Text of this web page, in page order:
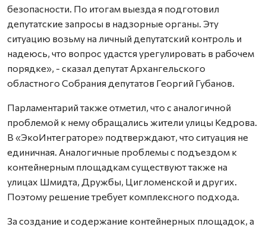
безопасности. По итогам выезда я подготовил
депутатские запросы в надзорные органы. Эту
ситуацию возьму на личный депутатский контроль и
надеюсь, что вопрос удастся урегулировать в рабочем
порядке», - сказал депутат Архангельского
областного Собрания депутатов Георгий Губанов.
Парламентарий также отметил, что с аналогичной
проблемой к нему обращались жители улицы Кедрова.
В «ЭкоИнтеграторе» подтверждают, что ситуация не
единичная. Аналогичные проблемы с подъездом к
контейнерным площадкам существуют также на
улицах Шмидта, Дружбы, Цигломенской и других.
Поэтому решение требует комплексного подхода.
За создание и содержание контейнерных площадок, а